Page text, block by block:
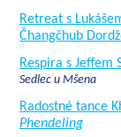
Retreat s
Čhangčhub
Respira s Jeffem
Sedlec u Mšena
Radostné tance
Phendeling